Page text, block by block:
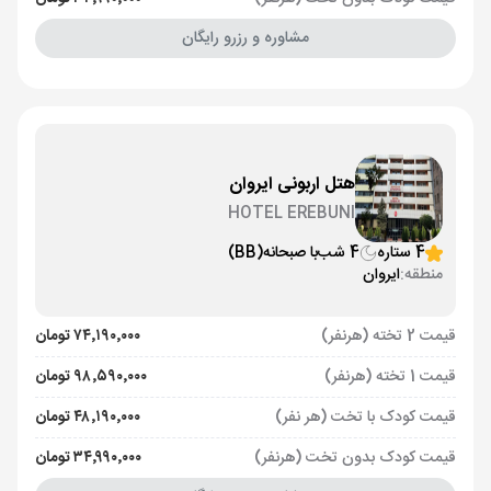
مشاوره و رزرو رایگان
هتل اربونی ایروان
HOTEL EREBUNI
4 ستاره
4 شب با صبحانه(BB)
منطقه:ایروان
قیمت 2 تخته (هرنفر)
۷۴٬۱۹۰٬۰۰۰ تومان
قیمت 1 تخته (هرنفر)
۹۸٬۵۹۰٬۰۰۰ تومان
قیمت کودک با تخت (هر نفر)
۴۸٬۱۹۰٬۰۰۰ تومان
قیمت کودک بدون تخت (هرنفر)
۳۴٬۹۹۰٬۰۰۰ تومان